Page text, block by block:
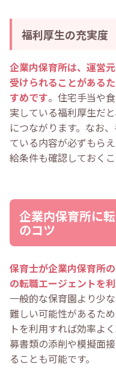
福利厚生の充実度
企業内保育所は、運営
受けられることがある
すめです。住宅手当や
実している福利厚生だ
につながります。なお
ている内容が必ずもら
給条件も確認しておくこ
企業内保育所に
のコツ
保育士が企業内保育所
の転職エージェントを
一般的な保育園より少
難しい可能性があるた
トを利用すれば効率よ
募書類の添削や模擬面
ることも可能です。